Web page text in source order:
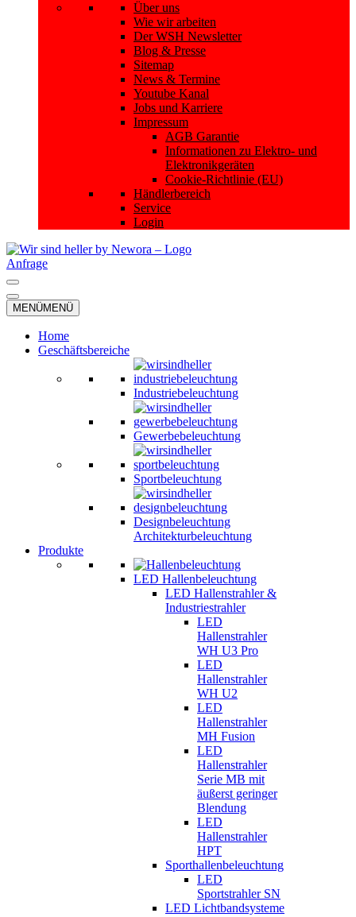
Über uns
Wie wir arbeiten
Der WSH Newsletter
Blog & Presse
Sitemap
News & Termine
Youtube Kanal
Jobs und Karriere
Impressum
AGB Garantie
Informationen zu Elektro- und
Elektronikgeräten
Cookie-Richtlinie (EU)
Händlerbereich
Service
Login
Anfrage
Navigationsmenü
Navigationsmenü
MENÜMENÜ
Home
Geschäftsbereiche
Industriebeleuchtung
Gewerbebeleuchtung
Sportbeleuchtung
Designbeleuchtung
Architekturbeleuchtung
Produkte
LED Hallenbeleuchtung
LED Hallenstrahler &
Industriestrahler
LED
Hallenstrahler
WH U3 Pro
LED
Hallenstrahler
WH U2
LED
Hallenstrahler
MH Fusion
LED
Hallenstrahler
Serie MB mit
äußerst geringer
Blendung
LED
Hallenstrahler
HPT
Sporthallenbeleuchtung
LED
Sportstrahler SN
LED Lichtbandsysteme